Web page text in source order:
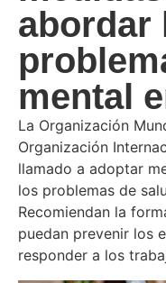
abordar
mental
La Organización
Organización
llamado a adoptar
los problemas de
Recomiendan la
puedan prevenir los
responder a los